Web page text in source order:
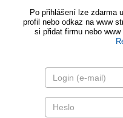
Po přihlášení lze zdarma
profil nebo odkaz na www
si přidat firmu nebo